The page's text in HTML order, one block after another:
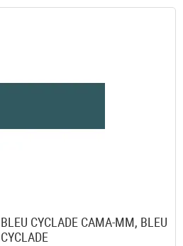
CYCLADE CAMA-MM, BLEU
CYCLADE